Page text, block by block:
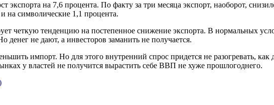
экспорта на 7,6 процента. По факту за три месяца экспорт, наоборот,
на символические 1,1 процента.
четкую тенденцию на постепенное снижение экспорта. В нормальных
денег не дают, а инвесторов заманить не получается.
импорт. Но для этого внутренний спрос придется не разогревать,
у властей не получится вырастить себе ВВП не хуже прошлогоднего.